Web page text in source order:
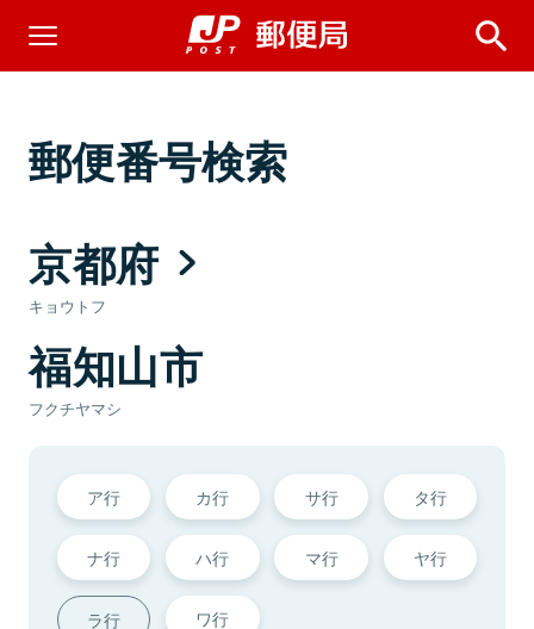
郵便番号検索
京都府
キョウトフ
福知山市
フクチヤマシ
ア行 カ行 サ行 タ行
ナ行 ハ行 マ行 ヤ行
ラ行 ワ行